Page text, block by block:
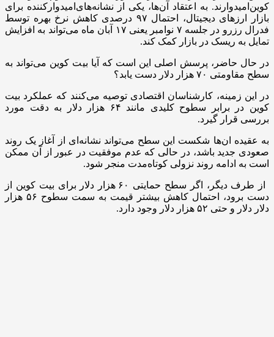
کوین‌امیدوارند. به اعتقاد آن‌ها، یکی از نشانه‌های‌امیدوارکننده برای
بازار ارزهای دیجیتال، احتمال ۹۷ درصدی کاهش نرخ بهره توسط
فدرال رزرو در جلسه ۷ نوامبر یعنی ۱۷ آبان ماه می‌تواند به افزایش
تمایل به ریسک در بازار کمک کند.
در حال حاضر، پرسش اصلی این است که آیا بیت کوین می‌تواند به
سطح مقاومتی ۷۰ هزار دلار دست یابد؟
در این زمینه، کارشناسان اقتصادی توصیه می‌کنند که عملکرد بیت
کوین در برابر سطوح کلیدی مانند ۶۴ هزار دلار به دقت مورد
بررسی قرار گیرد.
به عقیده ان‌ها شکست این سطح می‌تواند نشانه‌ای از آغاز یک روند
صعودی جدید باشد، در حالی که عدم موفقیت در عبور از آن ممکن
است به ادامه روند نزولی کوتاه‌مدت منجر شود.
از طرف دیگر، اگر سطح حمایتی ۶۰ هزار دلار برای بیت کوین از
دست برود، احتمال کاهش بیشتر قیمت به سمت سطوح ۵۶ هزار
دلار دلار و حتی ۵۲ هزار دلار وجود دارد.